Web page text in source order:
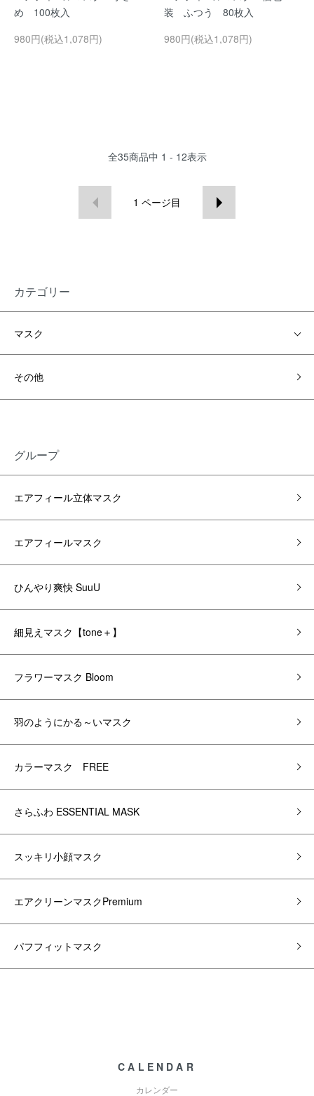
め 100枚入
980円(税込1,078円)
装 ふつう 80枚入
980円(税込1,078円)
全35商品中 1 - 12表示
1 ページ目
カテゴリー
マスク
その他
グループ
エアフィール立体マスク
エアフィールマスク
ひんやり爽快 SuuU
細見えマスク【tone＋】
フラワーマスク Bloom
羽のようにかる～いマスク
カラーマスク FREE
さらふわ ESSENTIAL MASK
スッキリ小顔マスク
エアクリーンマスクPremium
パフフィットマスク
CALENDAR
カレンダー